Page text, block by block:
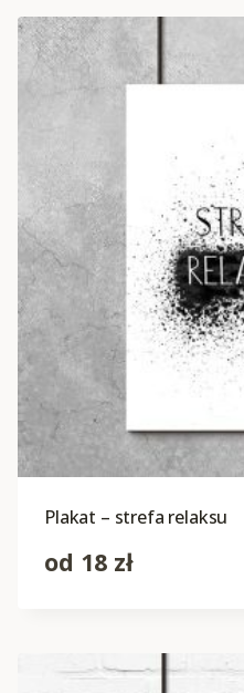
Plakat – strefa relaksu
od 18 zł